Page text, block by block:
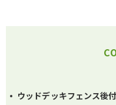
ウッドデッキフェンス後